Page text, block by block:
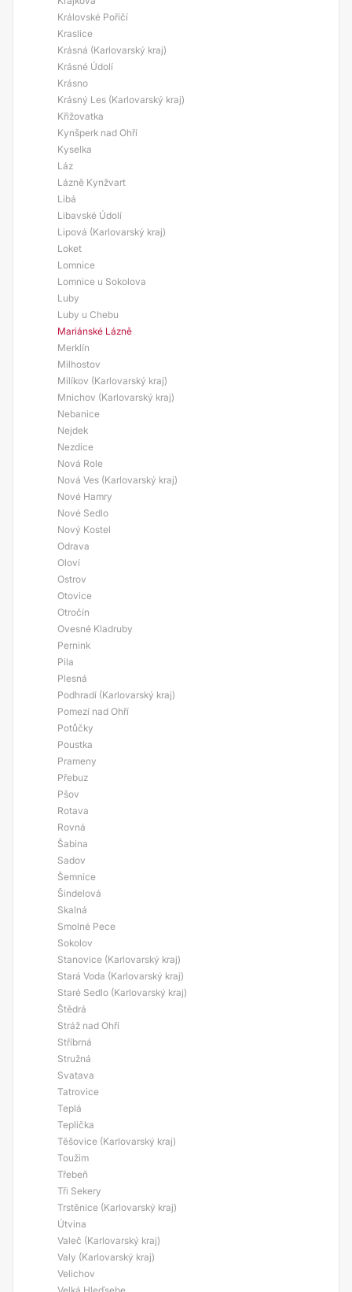
Královské Poříčí
Kraslice
Krásná (Karlovarský kraj)
Krásné Údolí
Krásno
Krásný Les (Karlovarský kraj)
Křižovatka
Kynšperk nad Ohří
Kyselka
Láz
Lázně Kynžvart
Libá
Libavské Údolí
Lipová (Karlovarský kraj)
Loket
Lomnice
Lomnice u Sokolova
Luby
Luby u Chebu
Mariánské Lázně
Merklín
Milhostov
Milíkov (Karlovarský kraj)
Mnichov (Karlovarský kraj)
Nebanice
Nejdek
Nezdice
Nová Role
Nová Ves (Karlovarský kraj)
Nové Hamry
Nové Sedlo
Nový Kostel
Odrava
Oloví
Ostrov
Otovice
Otročín
Ovesné Kladruby
Pernink
Pila
Plesná
Podhradí (Karlovarský kraj)
Pomezí nad Ohří
Potůčky
Poustka
Prameny
Přebuz
Pšov
Rotava
Rovná
Šabina
Sadov
Šemnice
Šindelová
Skalná
Smolné Pece
Sokolov
Stanovice (Karlovarský kraj)
Stará Voda (Karlovarský kraj)
Staré Sedlo (Karlovarský kraj)
Štědrá
Stráž nad Ohří
Stříbrná
Stružná
Svatava
Tatrovice
Teplá
Teplička
Těšovice (Karlovarský kraj)
Toužim
Třebeň
Tři Sekery
Trstěnice (Karlovarský kraj)
Útvina
Valeč (Karlovarský kraj)
Valy (Karlovarský kraj)
Velichov